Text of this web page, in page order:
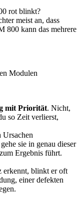
rot blinkt?
meist an, dass
800 kann das mehrere
Modulen
mit Priorität. Nicht,
so Zeit verlierst,
sie in genau dieser
Ergebnis führt.
erkennt, blinkt er oft
einer defekten